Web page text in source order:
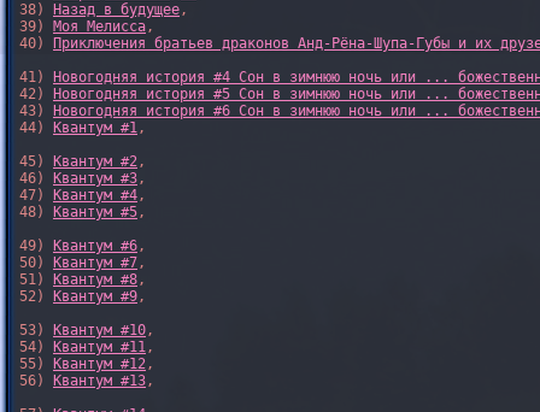
38)
Назад в будущее,
39) Моя Мелисса,
40)
Приключения братьев драконов Анд-Рёна-Шупа-Губы и их
41)
Новогодняя история #4 Сон в зимнюю ночь или ...
42)
Новогодняя история #5 Сон в зимнюю ночь или ...
43)
Новогодняя история #6 Сон в зимнюю ночь или ...
44)
Квантум #1,
45)
Квантум #2,
46)
Квантум #3,
47)
Квантум #4,
48)
Квантум #5,
49)
Квантум #6,
50)
Квантум #7,
51)
Квантум #8,
52)
Квантум #9,
53)
Квантум #10,
54)
Квантум #11,
55)
Квантум #12,
56)
Квантум #13,